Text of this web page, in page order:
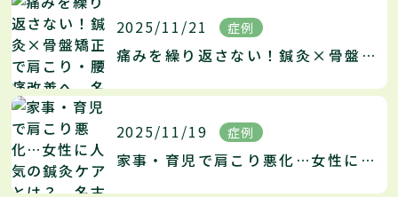
2025/11/21 症例
痛みを繰り返さない！鍼灸×骨盤矯正で肩こり・腰痛改善へ 名古屋市東区大曽根の肩こり腰痛の名医がお伝えする改善法
2025/11/19 症例
家事・育児で肩こり悪化…女性に人気の鍼灸ケアとは？ 名古屋市東区大曽根の肩こりの名医がお伝えする改善法